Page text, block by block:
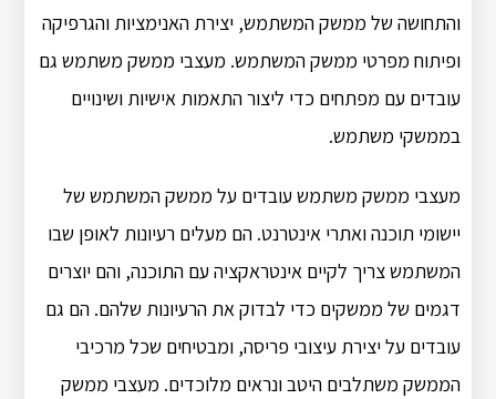
והתחושה של ממשק המשתמש, יצירת האנימציות והגרפיקה
ופיתוח מפרטי ממשק המשתמש. מעצבי ממשק משתמש גם
עובדים עם מפתחים כדי ליצור התאמות אישיות ושינויים
בממשקי משתמש.
מעצבי ממשק משתמש עובדים על ממשק המשתמש של
יישומי תוכנה ואתרי אינטרנט. הם מעלים רעיונות לאופן שבו
המשתמש צריך לקיים אינטראקציה עם התוכנה, והם יוצרים
דגמים של ממשקים כדי לבדוק את הרעיונות שלהם. הם גם
עובדים על יצירת עיצובי פריסה, ומבטיחים שכל מרכיבי
הממשק משתלבים היטב ונראים מלוכדים. מעצבי ממשק